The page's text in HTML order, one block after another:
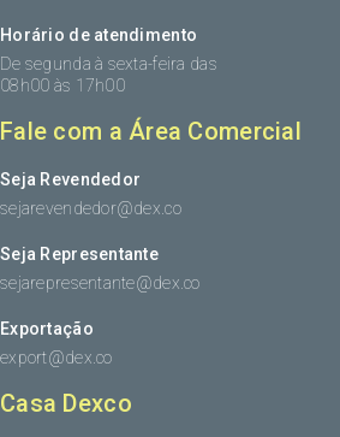
Horário de atendimento
De segunda à sexta-feira das
08h00 às 17h00
Fale com a Área Comercial
Seja Revendedor
sejarevendedor@dex.co
Seja Representante
sejarepresentante@dex.co
Exportação
export@dex.co
Casa Dexco